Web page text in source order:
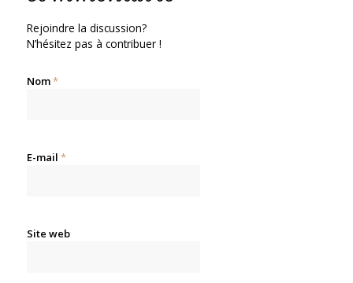
Rejoindre la discussion?
N’hésitez pas à contribuer !
Nom*
E-mail *
Site web